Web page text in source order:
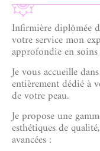
Infirmière diplômée
votre service mon
approfondie en
Je vous accueille
entièrement dédié à
de votre peau.
Je propose une
esthétiques de
avancées :